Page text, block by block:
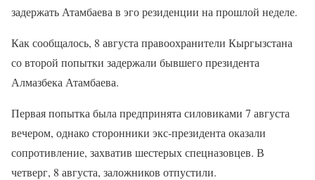
задержать Атамбаева в эго резиденции на прошлой неделе.
Как сообщалось, 8 августа правоохранители Кыргызстана
со второй попытки задержали бывшего президента
Алмазбека Атамбаева.
Первая попытка была предпринята силовиками 7 августа
вечером, однако сторонники экс-президента оказали
сопротивление, захватив шестерых спецназовцев. В
четверг, 8 августа, заложников отпустили.